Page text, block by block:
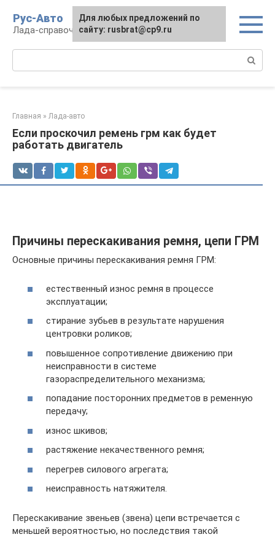
контенту
Рус-Авто
Лада-справочник
Главная » Лада-авто
Если проскочил ремень грм как будет
работать двигатель
Причины перескакивания ремня, цепи ГРМ
Основные причины перескакивания ремня ГРМ:
естественный износ ремня в процессе
эксплуатации;
стирание зубьев в результате нарушения
центровки роликов;
повышенное сопротивление движению при
неисправности в системе
газораспределительного механизма;
попадание посторонних предметов в ременную
передачу;
износ шкивов;
растяжение некачественного ремня;
перегрев силового агрегата;
неисправность натяжителя.
Перескакивание звеньев (звена) цепи встречается с
меньшей вероятностью, но последствия такой
Для любых предложений по
сайту: rusbrat@cp9.ru